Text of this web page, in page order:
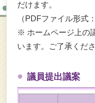
だけます。
（PDFファイル形式
※ ホームページ上の
います。ご了承くださ
議員提出議案